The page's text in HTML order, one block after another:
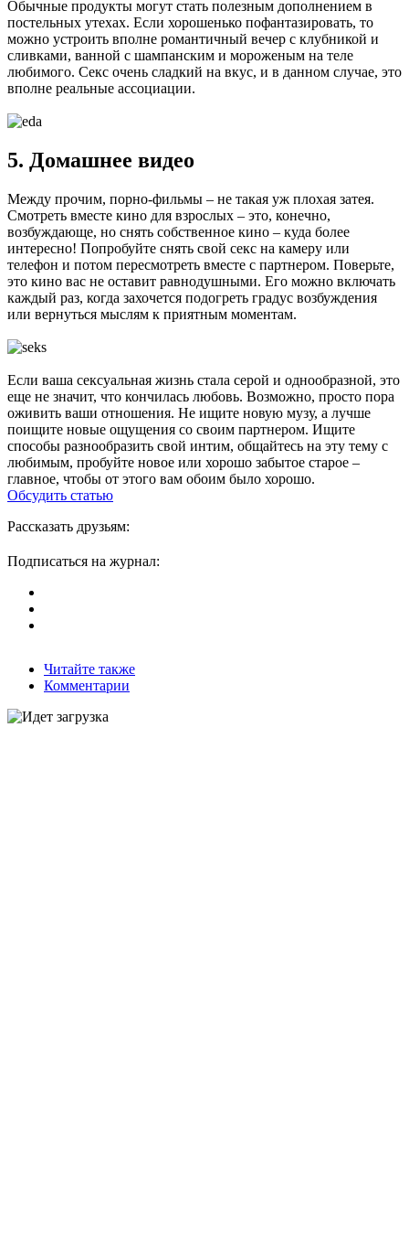
Обычные продукты могут стать полезным дополнением в
постельных утехах. Если хорошенько пофантазировать, то
можно устроить вполне романтичный вечер с клубникой и
сливками, ванной с шампанским и мороженым на теле
любимого. Секс очень сладкий на вкус, и в данном случае, это
вполне реальные ассоциации.
5. Домашнее видео
Между прочим, порно-фильмы – не такая уж плохая затея.
Смотреть вместе кино для взрослых – это, конечно,
возбуждающе, но снять собственное кино – куда более
интересно! Попробуйте снять свой секс на камеру или
телефон и потом пересмотреть вместе с партнером. Поверьте,
это кино вас не оставит равнодушными. Его можно включать
каждый раз, когда захочется подогреть градус возбуждения
или вернуться мыслям к приятным моментам.
Если ваша сексуальная жизнь стала серой и однообразной, это
еще не значит, что кончилась любовь. Возможно, просто пора
оживить ваши отношения. Не ищите новую музу, а лучше
поищите новые ощущения со своим партнером. Ищите
способы разнообразить свой интим, общайтесь на эту тему с
любимым, пробуйте новое или хорошо забытое старое –
главное, чтобы от этого вам обоим было хорошо.
Обсудить статью
Рассказать друзьям:
Подписаться на журнал:
Читайте также
Комментарии